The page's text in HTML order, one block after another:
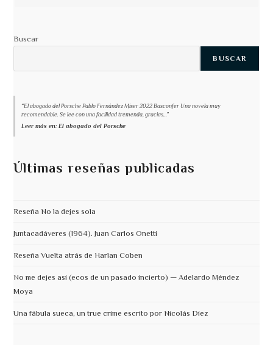
Buscar
BUSCAR
“El abogado del Porsche Pablo Fernández Miser 2022 Basconfer Una novela muy
recomendable. Se lee con una facilidad tremenda, gracias...”
Leer más en: El abogado del Porsche
Últimas reseñas publicadas
Reseña No la dejes sola
Juntacadáveres (1964). Juan Carlos Onetti
Reseña Vuelta atrás de Harlan Coben
No me dejes así (ecos de un pasado incierto) — Adelardo Méndez
Moya
Una fábula sueca, un true crime escrito por Nicolás Díez